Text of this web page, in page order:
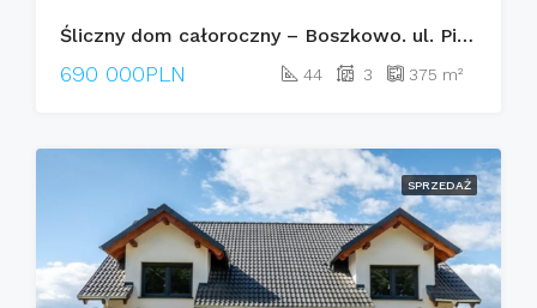
Śliczny dom całoroczny – Boszkowo. ul. Piaskowa
690 000PLN 44 3 375 m²
SPRZEDAŻ